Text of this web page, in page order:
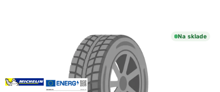
Na sklade